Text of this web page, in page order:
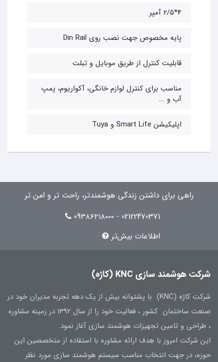
4*2/5 آمپر
پایه مخصوص جهت نصب روی Din Rail
قابلیت کنترل از طریق موبایل و تبلت
مناسب برای کنترل لوازم خانگی، آکواریوم، پمپ
آب و ...
اپلیکیشن Smart Life و Tuya
راهی برای داشتن زندگی هوشمندتر، راحت تر و امن تر
02122470371 - 09۳۸۶۲۱۸۰۰۰
اطلاعات بیش‌تر
شرکت هوشمند سازی KNC (کاژه)
شرکت کاژه (KNC) با پشتوانه بیش از یک دهه تجربه مدیران خود در
صنعت ساختمان کشور ، فعالیت خود را از سال 1392 در زمینه مشاوره
، طراحی و تامین تجهیزات هوشمند سازی آغاز نمود.
این شرکت امروز با هدف ارائه مشاوره با استفاده از متخصصین این
حوزه، در جهت انتخاب مناسب سیستم هوشمند سازی مورد نظر